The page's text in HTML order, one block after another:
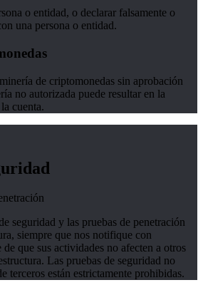
o entidad, o declarar falsamente o
una persona o entidad.
de criptomonedas sin aprobación
no autorizada puede resultar en la
cuenta.
seguridad y las pruebas de penetración
siempre que nos notifique con
que sus actividades no afecten a otros
Las pruebas de seguridad no
terceros están estrictamente prohibidas.